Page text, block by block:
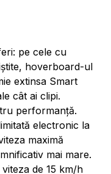
pe cele cu
hoverboard-ul
extinsa Smart
cât ai clipi.
performanță.
electronic la
maximă
mai mare.
de 15 km/h